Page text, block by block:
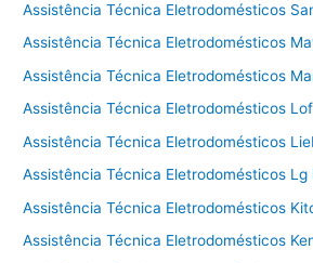
Assistência Técnica Eletrodomésticos
Assistência Técnica Eletrodomésticos
Assistência Técnica Eletrodomésticos
Assistência Técnica Eletrodomésticos
Assistência Técnica Eletrodomésticos
Assistência Técnica Eletrodomésticos Lg
Assistência Técnica Eletrodomésticos
Assistência Técnica Eletrodomésticos